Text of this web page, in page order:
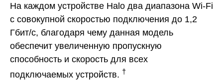
На каждом устройстве Halo два диапазона Wi‑Fi
с совокупной скоростью подключения до 1,2
Гбит/с, благодаря чему данная модель
обеспечит увеличенную пропускную
способность и скорость для всех
подключаемых устройств. †